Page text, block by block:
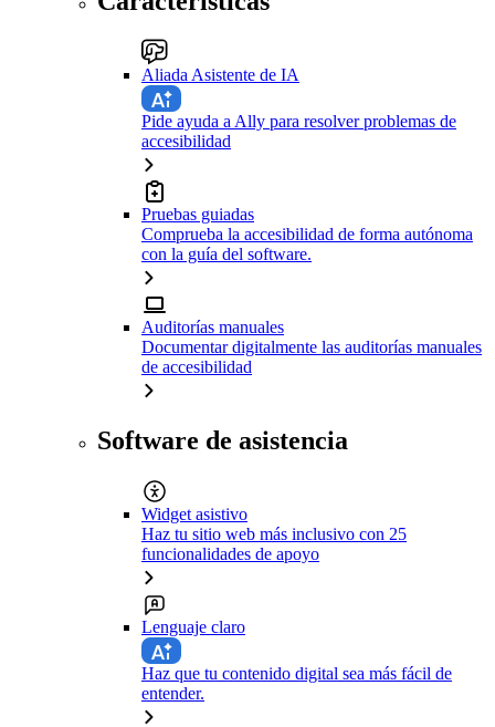
Aliada Asistente de IA
Pide ayuda a Ally para resolver problemas de
accesibilidad
Pruebas guiadas
Comprueba la accesibilidad de forma autónoma
con la guía del software.
Auditorías manuales
Documentar digitalmente las auditorías manuales
de accesibilidad
Software de asistencia
Widget asistivo
Haz tu sitio web más inclusivo con 25
funcionalidades de apoyo
Lenguaje claro
Haz que tu contenido digital sea más fácil de
entender.